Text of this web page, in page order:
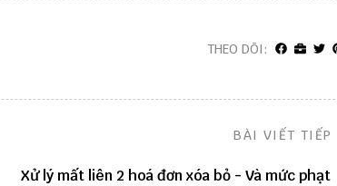
THEO DÕI:
BÀI VIẾT TIẾP
Xử lý mất liên 2 hoá đơn xóa bỏ - Và mức phạt